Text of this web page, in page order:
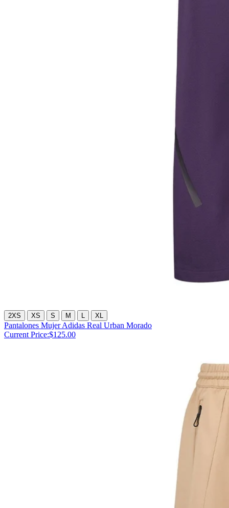
2XS XS S M XL
Pantalones Mujer Adidas Real Urban Morado
Current Price:$125.00